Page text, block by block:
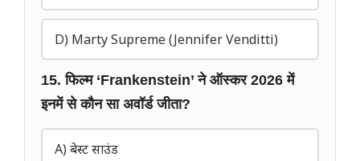
D) Marty Supreme (Jennifer Venditti)
15. फिल्म ‘Frankenstein’ ने ऑस्कर 2026 में
इनमें से कौन सा अवॉर्ड जीता?
A) बेस्ट साउंड